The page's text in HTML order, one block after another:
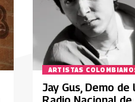
ARTISTAS
Jay Gus, Demo de